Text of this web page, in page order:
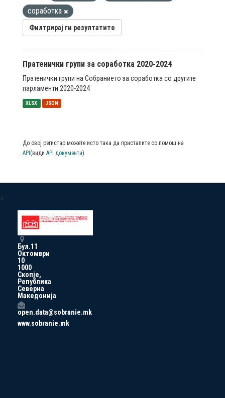
соработка
Филтрирај ги резултатите
Пратенички групи за соработка 2020-2024
Пратенички групи на Собранието за соработка со другите
парламенти 2020-2024
XLSX JSON
До овој регистар можете исто така да пристапите со помош на
API (види API документи)
a
Бул.11
Октомври
10
1000
Скопје,
Република
Северна
Македонија
open.data@sobranie.mk
www.sobranie.mk